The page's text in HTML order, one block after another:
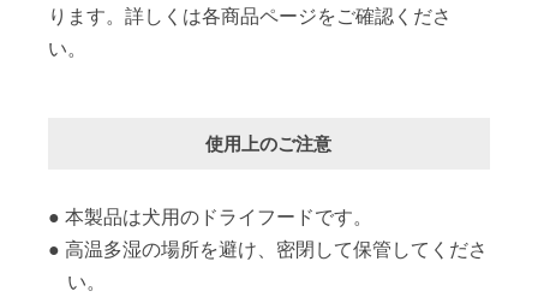
ります。詳しくは各商品ページをご確認くださ
い。
使用上のご注意
本製品は犬用のドライフードです。
高温多湿の場所を避け、密閉して保管してくださ
い。